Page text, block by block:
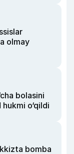
olmay
bolasini
o‘qildi
bomba